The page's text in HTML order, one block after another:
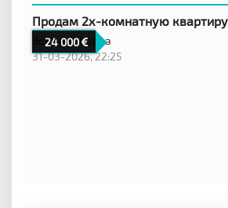
24 000
Продам 2х-комнатную
Эстония,Нарва
31-03-2026, 22:25